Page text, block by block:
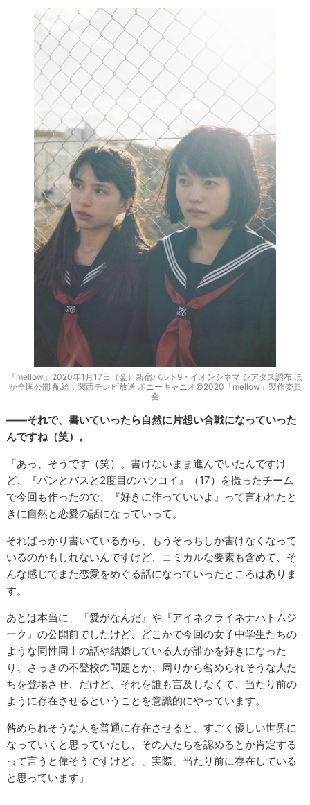
『mellow』2020年1月17日（金）新宿バルト9・イオンシネマ シアタス調布 ほ
か全国公開 配給：関西テレビ放送 ポニーキャニオ©2020「mellow」製作委員
会
――それで、書いていったら自然に片想い合戦になっていった
んですね（笑）。
「あっ、そうです（笑）。書けないまま進んでいたんですけ
ど、『パンとバスと2度目のハツコイ』（17）を撮ったチーム
で今回も作ったので、『好きに作っていいよ』って言われたと
きに自然と恋愛の話になっていって。
そればっかり書いているから、もうそっちしか書けなくなって
いるのかもしれないんですけど、コミカルな要素も含めて、そ
んな感じでまた恋愛をめぐる話になっていったところはありま
す。
あとは本当に、『愛がなんだ』や『アイネクライネナハトムジ
ーク』の公開前でしたけど、どこかで今回の女子中学生たちの
ような同性同士の話や結婚している人が誰かを好きになった
り、さっきの不登校の問題とか、周りから咎められそうな人た
ちを登場させ、だけど、それを誰も言及しなくて、当たり前の
ように存在させるということを意識的にやっています。
咎められそうな人を普通に存在させると、すごく優しい世界に
なっていくと思っていたし、その人たちを認めるとか肯定する
って言うと偉そうですけど。、実際、当たり前に存在している
と思っています」